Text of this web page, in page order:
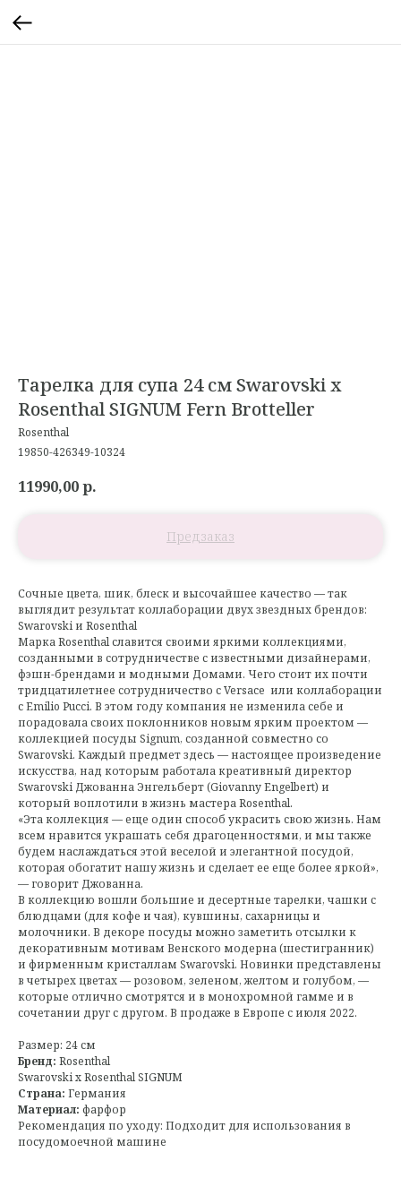
Тарелка для супа 24 см Swarovski x
Rosenthal SIGNUM Fern Brotteller
Rosenthal
19850-426349-10324
11990,00р.
Сочные цвета, шик, блеск и высочайшее качество — так
выглядит результат коллаборации двух звездных брендов:
Swarovski и Rosenthal
Марка Rosenthal славится своими яркими коллекциями,
созданными в сотрудничестве с известными дизайнерами,
фэшн-брендами и модными Домами. Чего стоит их почти
тридцатилетнее сотрудничество с Versace или коллаборации
с Emilio Pucci. В этом году компания не изменила себе и
порадовала своих поклонников новым ярким проектом —
коллекцией посуды Signum, созданной совместно со
Swarovski. Каждый предмет здесь — настоящее произведение
искусства, над которым работала креативный директор
Swarovski Джованна Энгельберт (Giovanny Engelbert) и
который воплотили в жизнь мастера Rosenthal.
«Эта коллекция — еще один способ украсить свою жизнь. Нам
всем нравится украшать себя драгоценностями, и мы также
будем наслаждаться этой веселой и элегантной посудой,
которая обогатит нашу жизнь и сделает ее еще более яркой»,
— говорит Джованна.
В коллекцию вошли большие и десертные тарелки, чашки с
блюдцами (для кофе и чая), кувшины, сахарницы и
молочники. В декоре посуды можно заметить отсылки к
декоративным мотивам Венского модерна (шестигранник)
и фирменным кристаллам Swarovski. Новинки представлены
в четырех цветах — розовом, зеленом, желтом и голубом, —
которые отлично смотрятся и в монохромной гамме и в
сочетании друг с другом. В продаже в Европе с июля 2022.
Размер: 24 см
Бренд: Rosenthal
Swarovski x Rosenthal SIGNUM
Страна: Германия
Материал: фарфор
Рекомендация по уходу: Подходит для использования в
посудомоечной машине